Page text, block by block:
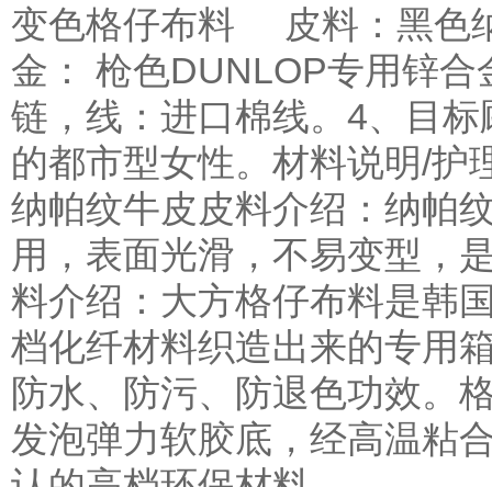
变色格仔布料 皮料：黑色
金： 枪色DUNLOP专用锌
链，线：进口棉线。 4、目标
的都市型女性。材料说明/护
纳帕纹牛皮皮料介绍：纳帕
用，表面光滑，不易变型，
料介绍：大方格仔布料是韩
档化纤材料织造出来的专用
防水、防污、防退色功效。
发泡弹力软胶底，经高温粘